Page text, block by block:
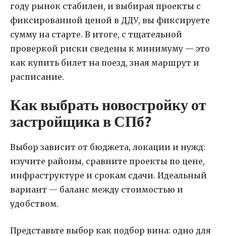
году рынок стабилен, и выбирая проекты с
фиксированной ценой в ДДУ, вы фиксируете
сумму на старте. В итоге, с тщательной
проверкой риски сведены к минимуму — это
как купить билет на поезд, зная маршрут и
расписание.
Как выбрать новостройку от
застройщика в СПб?
Выбор зависит от бюджета, локации и нужд:
изучите районы, сравните проекты по цене,
инфраструктуре и срокам сдачи. Идеальный
вариант — баланс между стоимостью и
удобством.
Представьте выбор как подбор вина: одно для